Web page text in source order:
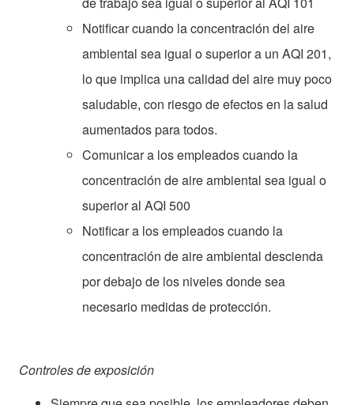
Notificar cuando la concentración del aire
ambiental sea igual o superior a un AQI 201,
lo que implica una calidad del aire muy poco
saludable, con riesgo de efectos en la salud
aumentados para todos.
Comunicar a los empleados cuando la
concentración de aire ambiental sea igual o
superior al AQI 500
Notificar a los empleados cuando la
concentración de aire ambiental descienda
por debajo de los niveles donde sea
necesario medidas de protección.
Controles de exposición